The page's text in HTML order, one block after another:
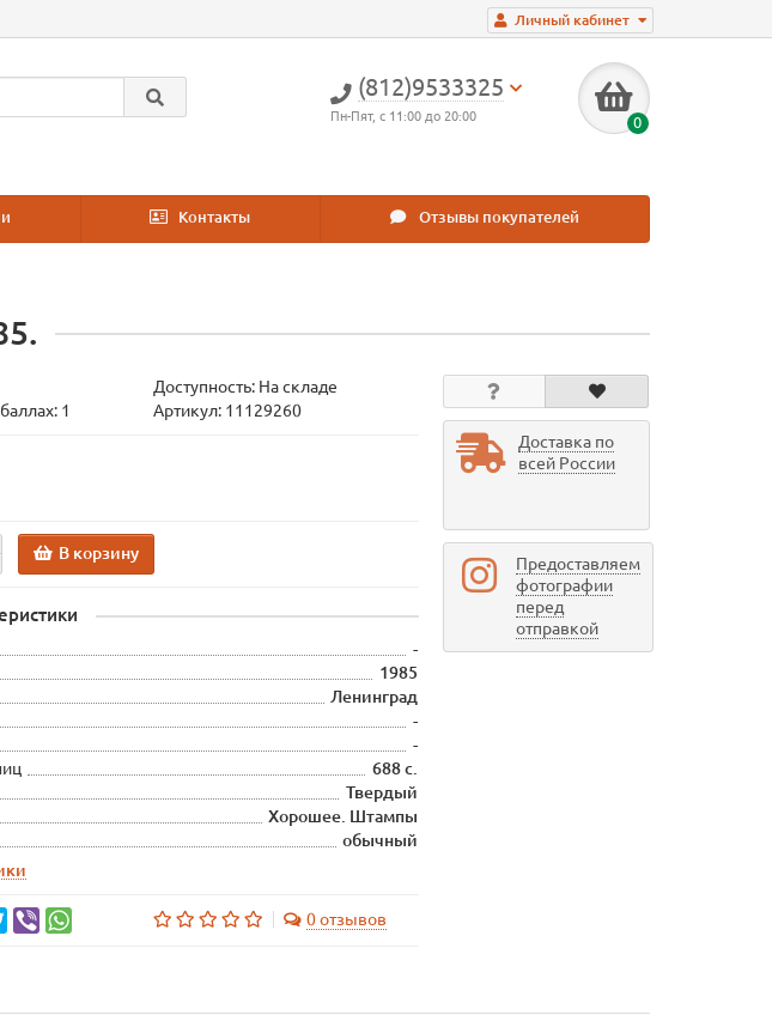
Личный кабинет
(812)9533325
Пн-Пят, с 11:00 до 20:00 0
Контакты Отзывы покупателей
Доступность: На складе
1
Артикул: 11129260
В корзину
-
1985
Ленинград
-
-
688 с.
Твердый
Хорошее. Штампы
обычный
0 отзывов
Доставка по
всей России
Предоставляем
фотографии
перед
отправкой